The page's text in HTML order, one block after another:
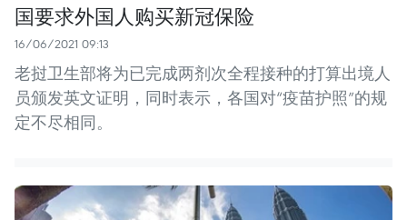
国要求外国人购买新冠保险
16/06/2021 09:13
老挝卫生部将为已完成两剂次全程接种的打算出境人
员颁发英文证明，同时表示，各国对“疫苗护照”的规
定不尽相同。